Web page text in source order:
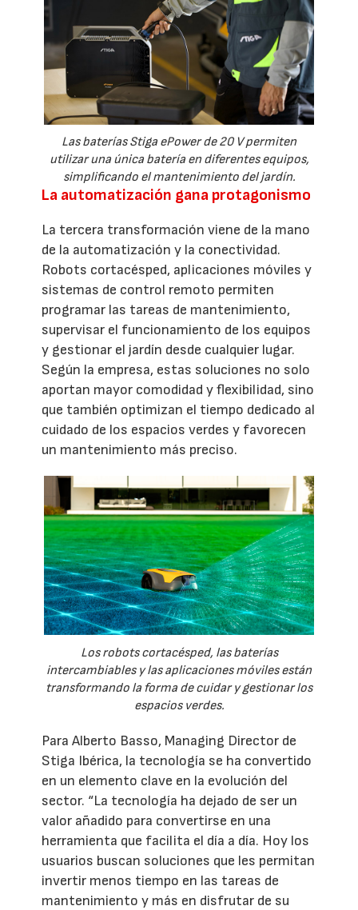
Las baterías Stiga ePower de 20 V permiten
utilizar una única batería en diferentes equipos,
simplificando el mantenimiento del jardín.
La automatización gana protagonismo
La tercera transformación viene de la mano
de la automatización y la conectividad.
Robots cortacésped, aplicaciones móviles y
sistemas de control remoto permiten
programar las tareas de mantenimiento,
supervisar el funcionamiento de los equipos
y gestionar el jardín desde cualquier lugar.
Según la empresa, estas soluciones no solo
aportan mayor comodidad y flexibilidad, sino
que también optimizan el tiempo dedicado al
cuidado de los espacios verdes y favorecen
un mantenimiento más preciso.
Los robots cortacésped, las baterías
intercambiables y las aplicaciones móviles están
transformando la forma de cuidar y gestionar los
espacios verdes.
Para Alberto Basso, Managing Director de
Stiga Ibérica, la tecnología se ha convertido
en un elemento clave en la evolución del
sector. “La tecnología ha dejado de ser un
valor añadido para convertirse en una
herramienta que facilita el día a día. Hoy los
usuarios buscan soluciones que les permitan
invertir menos tiempo en las tareas de
mantenimiento y más en disfrutar de su